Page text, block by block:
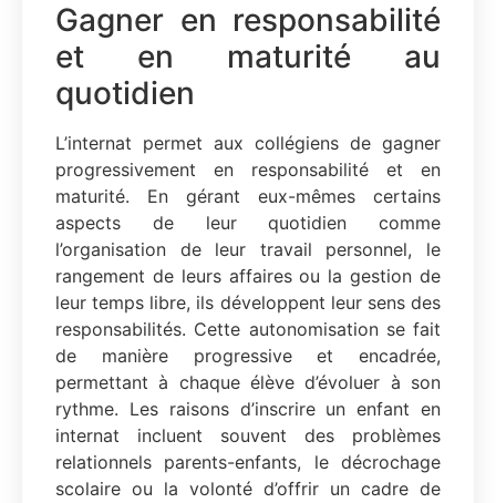
Gagner en responsabilité
et en maturité au
quotidien
L’internat permet aux collégiens de gagner
progressivement en responsabilité et en
maturité. En gérant eux-mêmes certains
aspects de leur quotidien comme
l’organisation de leur travail personnel, le
rangement de leurs affaires ou la gestion de
leur temps libre, ils développent leur sens des
responsabilités. Cette autonomisation se fait
de manière progressive et encadrée,
permettant à chaque élève d’évoluer à son
rythme. Les raisons d’inscrire un enfant en
internat incluent souvent des problèmes
relationnels parents-enfants, le décrochage
scolaire ou la volonté d’offrir un cadre de